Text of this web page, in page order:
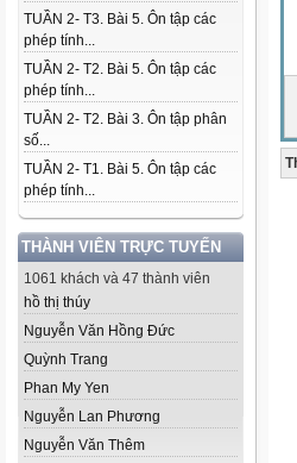
TUẦN 2- T3. Bài 5. Ôn tập các
phép tính...
TUẦN 2- T2. Bài 5. Ôn tập các
phép tính...
TUẦN 2- T2. Bài 3. Ôn tập phân
số...
TUẦN 2- T1. Bài 5. Ôn tập các
phép tính...
THÀNH VIÊN TRỰC TUYẾN
1061 khách và 47 thành viên
hồ thị thúy
Nguyễn Văn Hồng Đức
Quỳnh Trang
Phan My Yen
Nguyễn Lan Phương
Nguyễn Văn Thêm